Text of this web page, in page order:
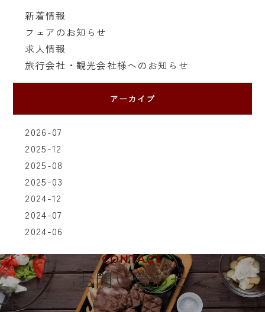
新着情報
フェアのお知らせ
求人情報
旅行会社・観光会社様へのお知らせ
アーカイブ
2026-07
2025-12
2025-08
2025-03
2024-12
2024-07
2024-06
CONTACT
お問い合わせ